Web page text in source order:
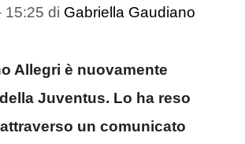
15:25 di Gabriella Gaudiano
Allegri è nuovamente
Juventus. Lo ha reso
un comunicato